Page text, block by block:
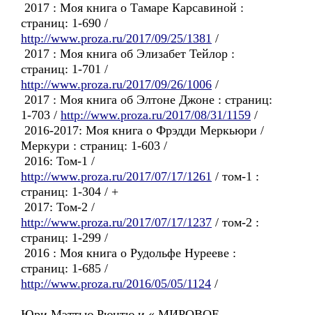
2017 : Моя книга о Тамаре Карсавиной :
страниц: 1-690 /
http://www.proza.ru/2017/09/25/1381 /
2017 : Моя книга об Элизабет Тейлор :
страниц: 1-701 /
http://www.proza.ru/2017/09/26/1006 /
2017 : Моя книга об Элтоне Джоне : страниц:
1-703 / http://www.proza.ru/2017/08/31/1159 /
2016-2017: Моя книга о Фрэдди Меркьюри /
Меркури : страниц: 1-603 /
2016: Том-1 /
http://www.proza.ru/2017/07/17/1261 / том-1 :
страниц: 1-304 / +
2017: Том-2 /
http://www.proza.ru/2017/07/17/1237 / том-2 :
страниц: 1-299 /
2016 : Моя книга о Рудольфе Нурееве :
страниц: 1-685 /
http://www.proza.ru/2016/05/05/1124 /